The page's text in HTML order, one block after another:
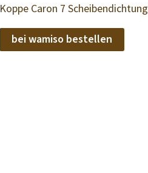
Koppe Caron 7 Scheibendichtung
bei wamiso bestellen